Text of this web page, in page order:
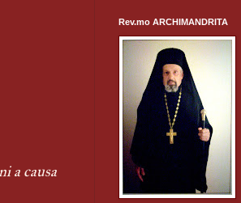
a causa
Rev.mo ARCHIMANDRITA